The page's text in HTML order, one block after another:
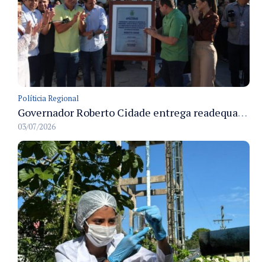
Políticia Regional
Governador Roberto Cidade entrega readequação do ambulatório da FCecon e amplia capacidade de atendimento oncológico em Manaus
03/07/2026